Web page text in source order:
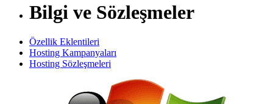
Bilgi ve Sözleşmeler
Özellik Eklentileri
Hosting Kampanyaları
Hosting Sözleşmeleri